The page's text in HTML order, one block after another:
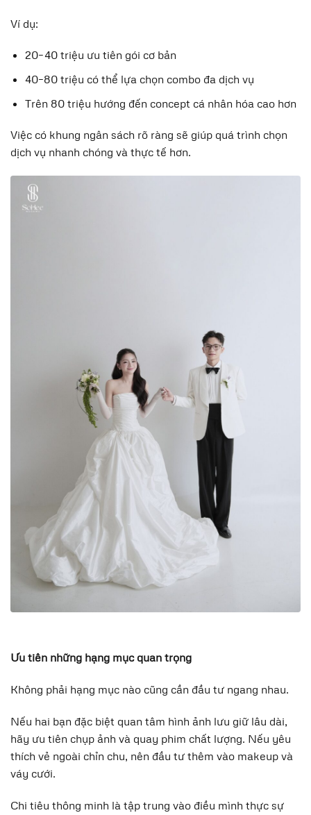
Ví dụ:
20–40 triệu ưu tiên gói cơ bản
40–80 triệu có thể lựa chọn combo đa dịch vụ
Trên 80 triệu hướng đến concept cá nhân hóa cao hơn
Việc có khung ngân sách rõ ràng sẽ giúp quá trình chọn
dịch vụ nhanh chóng và thực tế hơn.
Ưu tiên những hạng mục quan trọng
Không phải hạng mục nào cũng cần đầu tư ngang nhau.
Nếu hai bạn đặc biệt quan tâm hình ảnh lưu giữ lâu dài,
hãy ưu tiên chụp ảnh và quay phim chất lượng. Nếu yêu
thích vẻ ngoài chỉn chu, nên đầu tư thêm vào makeup và
váy cưới.
Chi tiêu thông minh là tập trung vào điều mình thực sự